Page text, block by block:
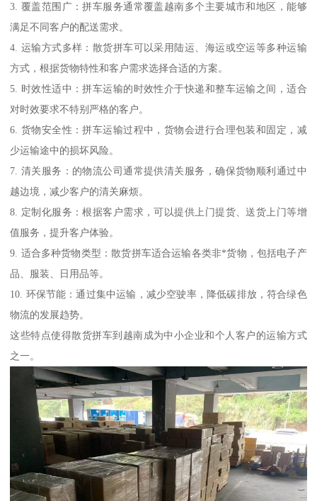
3. 覆盖范围广：拼车服务通常覆盖越南多个主要城市和地区，能够
满足不同客户的配送需求。
4. 运输方式多样：散货拼车可以采用陆运、海运或空运等多种运输
方式，根据货物特性和客户需求选择合适的方案。
5. 时效性适中：拼车运输的时效性介于快递和整车运输之间，适合
对时效要求不特别严格的客户。
6. 货物安全性：拼车运输过程中，货物会进行合理包装和固定，减
少运输途中的损坏风险。
7. 清关服务：的物流公司通常提供清关服务，确保货物顺利通过中
越边境，减少客户的清关麻烦。
8. 定制化服务：根据客户需求，可以提供上门提货、送货上门等增
值服务，提升客户体验。
9. 适合多种货物类型：散货拼车适合运输各类非*货物，包括电子产
品、服装、日用品等。
10. 环保节能：通过集中运输，减少空驶率，降低碳排放，符合绿色
物流的发展趋势。
这些特点使得散货拼车到越南成为中小企业和个人客户的运输方式
之一。